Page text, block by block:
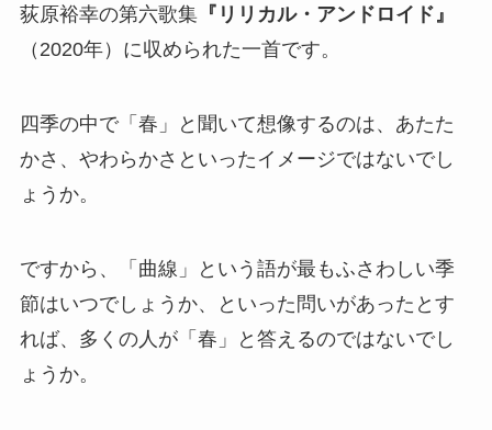
荻原裕幸の第六歌集『 リリカル・アンドロイド 』
（2020年）に収められた一首です。
四季の中で「春」と聞いて想像するのは、あたた
かさ、やわらかさといったイメージではないでし
ょうか。
ですから、「曲線」という語が最もふさわしい季
節はいつでしょうか、といった問いがあったとす
れば、多くの人が「春」と答えるのではないでし
ょうか。